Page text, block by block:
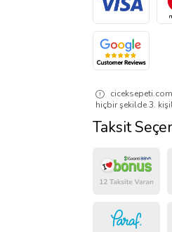
hiçbir şekilde 3.
Taksit